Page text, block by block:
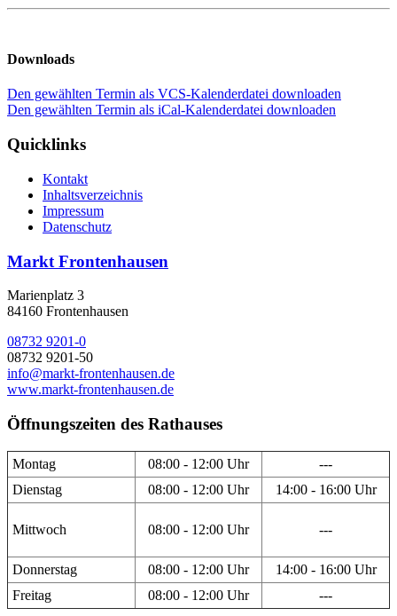
Downloads
Den gewählten Termin als VCS-Kalenderdatei downloaden
Den gewählten Termin als iCal-Kalenderdatei downloaden
Quicklinks
Kontakt
Inhaltsverzeichnis
Impressum
Datenschutz
Markt Frontenhausen
Marienplatz 3
84160 Frontenhausen
08732 9201-0
08732 9201-50
info@markt-frontenhausen.de
www.markt-frontenhausen.de
Öffnungszeiten des Rathauses
Montag 08:00 - 12:00 Uhr
---
Dienstag
08:00 - 12:00 Uhr 14:00 - 16:00 Uhr
Mittwoch 08:00 - 12:00 Uhr ---
Donnerstag 08:00 - 12:00 Uhr
14:00 - 16:00 Uhr
Freitag
08:00 - 12:00 Uhr ---